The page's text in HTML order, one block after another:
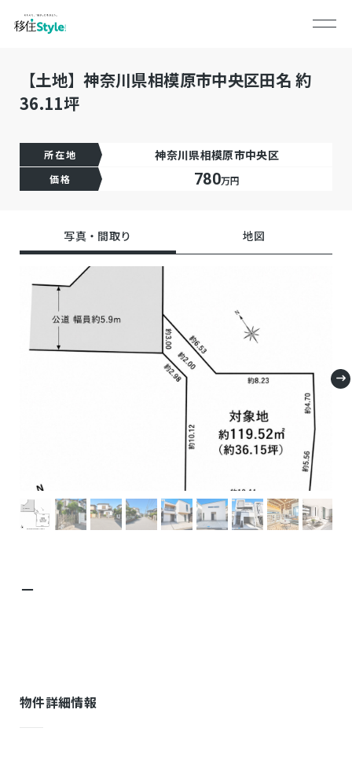
【土地】神奈川県相模原市中央区田名 約
36.11坪
所在地 神奈川県相模原市中央区
価格 780万円
写真・間取り 地図
－
物件詳細情報